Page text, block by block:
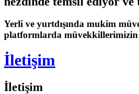
Yerli ve yurtdışında mukim
platformlarda müvekkillerimizin
İletişim
İletişim